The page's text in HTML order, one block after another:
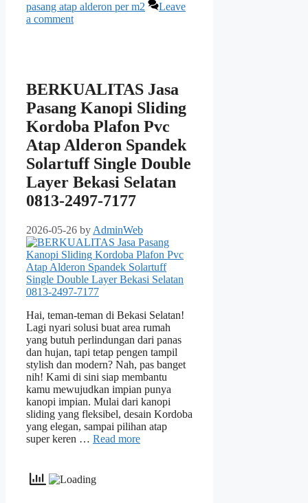
pasang atap alderon per m2
Leave
a comment
BERKUALITAS Jasa
Pasang Kanopi Sliding
Kordoba Plafon Pvc
Atap Alderon Spandek
Solartuff Single Double
Layer Bekasi Selatan
0813-2497-7177
2026-05-26 by AdminWeb
Hai, teman-teman di Bekasi Selatan!
Lagi nyari solusi buat area rumah
yang butuh perlindungan dari panas
dan hujan, tapi tetap pengen tampil
stylish dan modern? Nah, pas banget
nih! Kami di sini siap membantu
kamu mewujudkan impian punya
kanopi impian. Mulai dari kanopi
sliding yang fleksibel, desain Kordoba
yang elegan, sampai pilihan atap
super keren … Read more